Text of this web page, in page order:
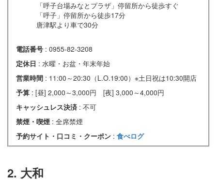
「呼子台場みなとプラザ」停留所から徒歩すぐ
「呼子」停留所から徒歩17分
唐津駅より車で30分
電話番号 : 0955-82-3208
定休日 : 水曜・お盆・年末年始
営業時間 : 11:00～20:30（L.O.19:00）※土日祝は10:30開店
予算 : [昼] 2,000～3,000円 [夜] 3,000～4,000円
キャッシュレス決済 : 不可
禁煙・喫煙 : 全席禁煙
予約サイト・口コミ・クーポン : 食べログ
2. 大和